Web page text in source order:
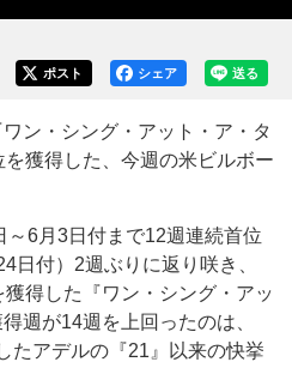
送る
シェア
ポスト
ン・シング・アット・ア・タ
獲得した、今週の米ビルボー
6月3日付まで12週連続首位
日付）2週ぶりに返り咲き、
得した『ワン・シング・アッ
週が14週を上回ったのは、
たアデルの『21』以来の快挙